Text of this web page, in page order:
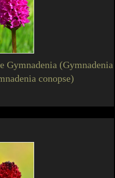
Gymnadenia (Gymnadenia
conopse)